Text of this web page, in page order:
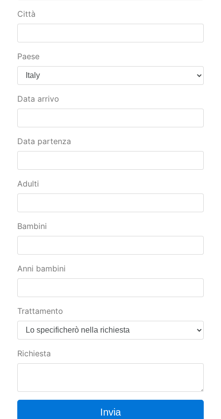
Città
Paese
Data arrivo
Data partenza
Adulti
Bambini
Anni bambini
Trattamento
Richiesta
Invia